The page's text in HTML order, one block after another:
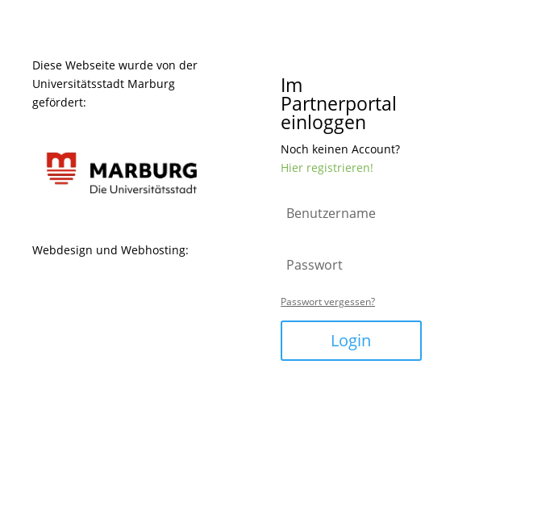
Diese Webseite wurde von der
Universitätsstadt Marburg
gefördert:
Webdesign und Webhosting:
Im
Partnerportal
einloggen
Noch keinen Account?
Hier registrieren!
Passwort vergessen?
Login